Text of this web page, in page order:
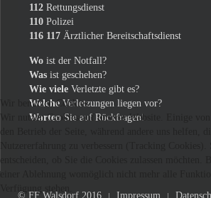
112 Rettungsdienst
110 Polizei
116 117 Ärztlicher Bereitschaftsdienst
Wo ist der Notfall?
Was ist geschehen?
Wie viele Verletzte gibt es?
Welche Verletzungen liegen vor?
Warten Sie auf Rückfragen!
© FF Walsdorf 2016 Impressum
Wir benutzen Cookies
Wir nutzen Cookies auf unserer Website. Einige
einer Ablehnung womöglich nicht mehr alle